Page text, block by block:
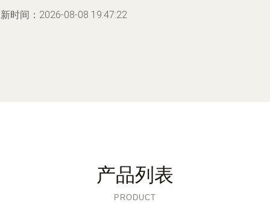
时间：2026-08-08 19:47:22
产品列表
PRODUCT